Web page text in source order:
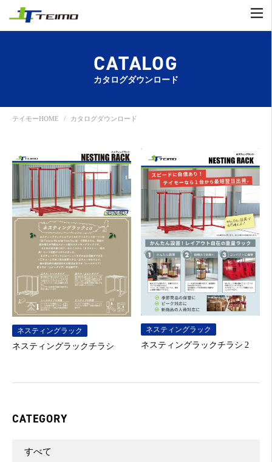
CATALOG
カタログダウンロード
テイモーHOME カタログダウンロード
ネスティングラック
ネスティングラックチラシ
ネスティングラック
ネスティングラックチラシ 2
CATEGORY
すべて